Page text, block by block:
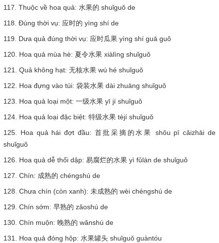
117. Thuộc về hoa quả: 水果的 shuǐguǒ de
118. Đúng thời vụ: 应时的 yìng shí de
119. Dưa quả đúng thời vụ: 应时瓜果 yìng shí guā guǒ
120. Hoa quả mùa hè: 夏令水果 xiàlìng shuǐguǒ
121. Quả không hạt: 无核水果 wú hé shuǐguǒ
122. Hoa đựng vào túi: 袋装水果 dài zhuāng shuǐguǒ
123. Hoa quả loại một: 一级水果 yī jí shuǐguǒ
124. Hoa quả loại đặc biệt: 特级水果 tèjí shuǐguǒ
125. Hoa quả hái đợt đầu: 首批采摘的水果 shǒu pī cǎizhāi de
shuǐguǒ
126. Hoa quả dễ thối dập: 易腐烂的水果 yì fǔlàn de shuǐguǒ
127. Chín: 成熟的 chéngshú de
128. Chưa chín (còn xanh): 未成熟的 wèi chéngshú de
129. Chín sớm: 早熟的 zǎoshú de
130. Chín muộn: 晚熟的 wǎnshú de
131. Hoa quả đóng hộp: 水果罐头 shuǐguǒ guàntóu